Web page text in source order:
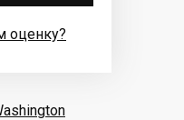
оценку?